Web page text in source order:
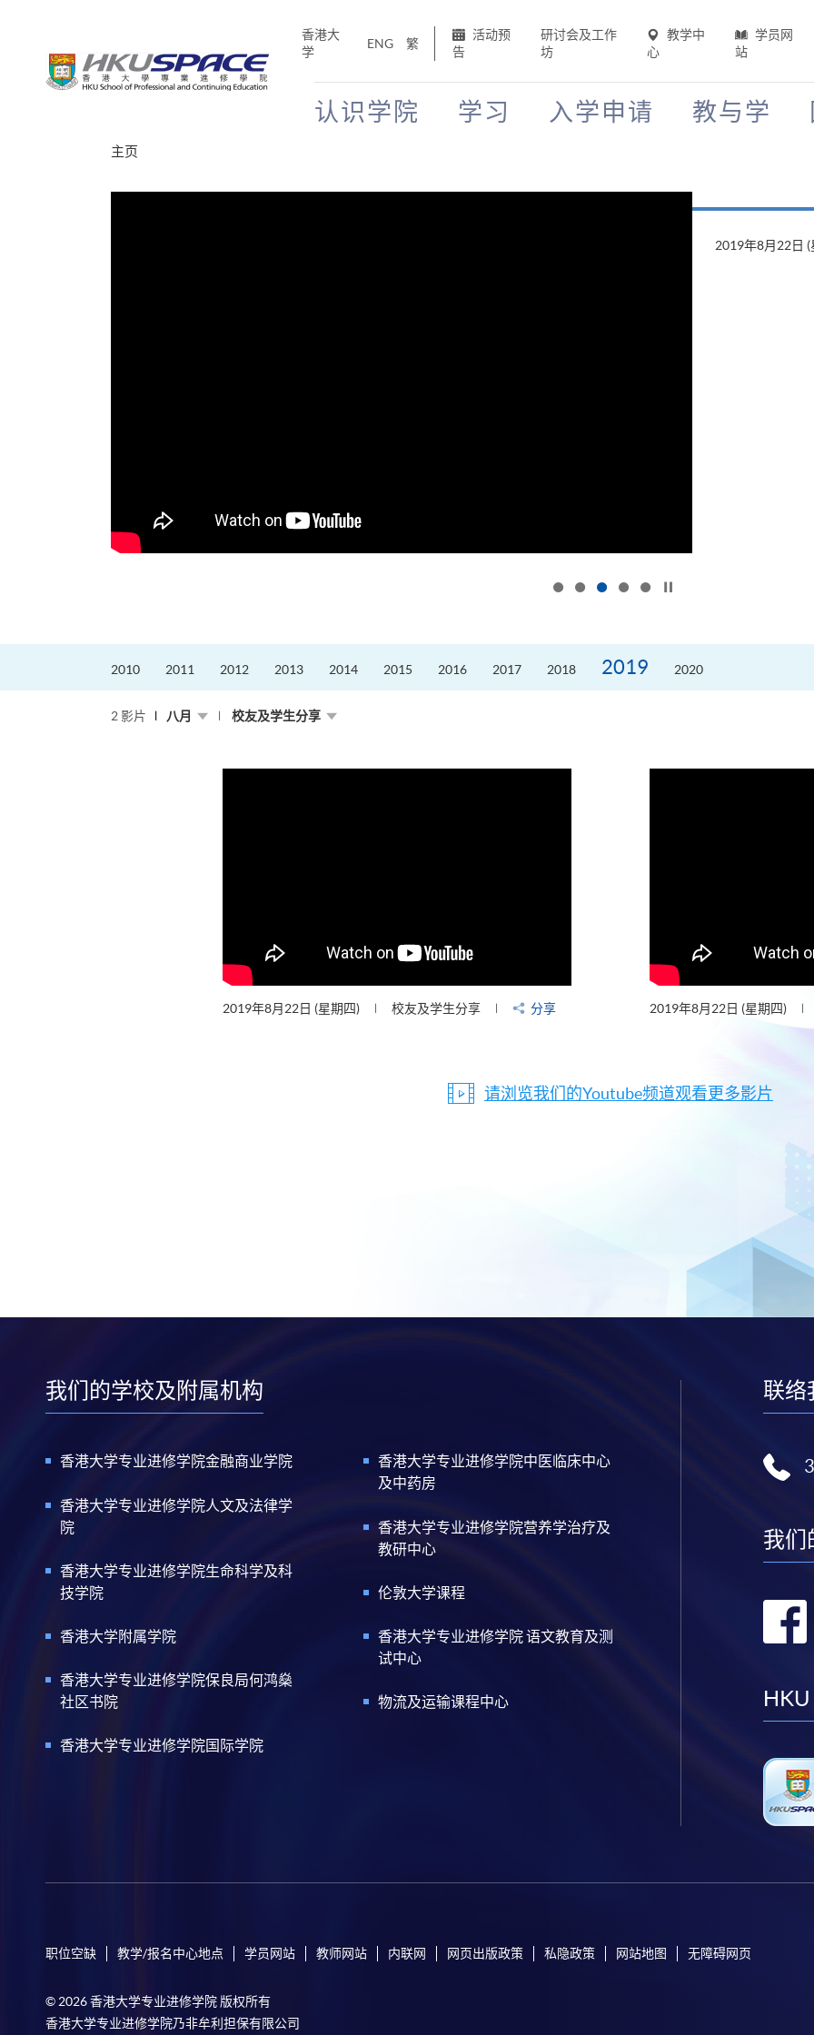
香港大
学
ENG 繁
活动预
告
研讨会及工作
坊
教学中
心
学员网
站
认识学院 学习 入学申请 教与学
主页
2019年8月22日 (
2010 2011 2012 2013 2014 2015 2016 2017 2018 2019 2020
2 影片 八月 校友及学生分享
2019年8月22日 (星期四) 校友及学生分享 分享 2019年8月22日 (星期四)
请浏览我们的Youtube频道观看更多影片
我们的学校及附属机构
香港大学专业进修学院金融商业学院
香港大学专业进修学院人文及法律学
院
香港大学专业进修学院生命科学及科
技学院
香港大学附属学院
香港大学专业进修学院保良局何鸿燊
社区书院
香港大学专业进修学院国际学院
香港大学专业进修学院中医临床中心
及中药房
香港大学专业进修学院营养学治疗及
教研中心
伦敦大学课程
香港大学专业进修学院 语文教育及测
试中心
物流及运输课程中心
联络
我们
HKU
职位空缺 教学/报名中心地点 学员网站 教师网站 内联网 网页出版政策 私隐政策 网站地图 无障碍网页
© 2026 香港大学专业进修学院 版权所有
香港大学专业进修学院乃非牟利担保有限公司